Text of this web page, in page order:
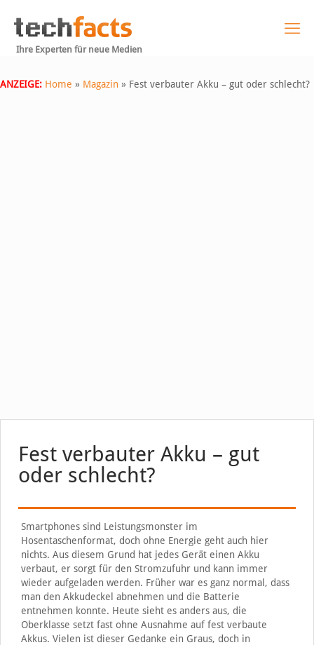
Ihre Experten für neue Medien
ANZEIGE: Home » Magazin » Fest verbauter Akku – gut oder schlecht?
Fest verbauter Akku – gut
oder schlecht?
Smartphones sind Leistungsmonster im
Hosentaschenformat, doch ohne Energie geht auch hier
nichts. Aus diesem Grund hat jedes Gerät einen Akku
verbaut, er sorgt für den Stromzufuhr und kann immer
wieder aufgeladen werden. Früher war es ganz normal, dass
man den Akkudeckel abnehmen und die Batterie
entnehmen konnte. Heute sieht es anders aus, die
Oberklasse setzt fast ohne Ausnahme auf fest verbaute
Akkus. Vielen ist dieser Gedanke ein Graus, doch in